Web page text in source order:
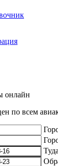
онлайн
по всем
Туда